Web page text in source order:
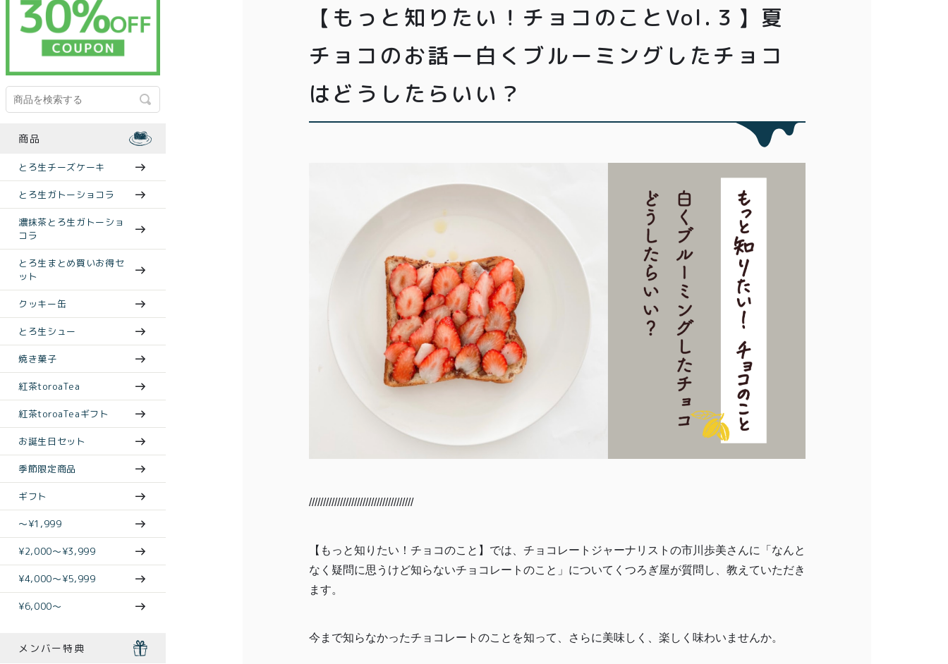
【もっと知りたい！チョコのことVol.３】夏
チョコのお話ー白くブルーミングしたチョコ
はどうしたらいい？
/////////////////////////////////////
【もっと知りたい！チョコのこと】では、チョコレートジャーナリストの市川歩美さんに「なんと
なく疑問に思うけど知らないチョコレートのこと」についてくつろぎ屋が質問し、教えていただき
ます。
今まで知らなかったチョコレートのことを知って、さらに美味しく、楽しく味わいませんか。
商品
とろ生チーズケーキ
とろ生ガトーショコラ
濃抹茶とろ生ガトーショ
コラ
とろ生まとめ買いお得セ
ット
クッキー缶
とろ生シュー
焼き菓子
紅茶toroaTea
紅茶toroaTeaギフト
お誕生日セット
季節限定商品
ギフト
〜¥1,999
¥2,000〜¥3,999
¥4,000〜¥5,999
¥6,000〜
メンバー特典